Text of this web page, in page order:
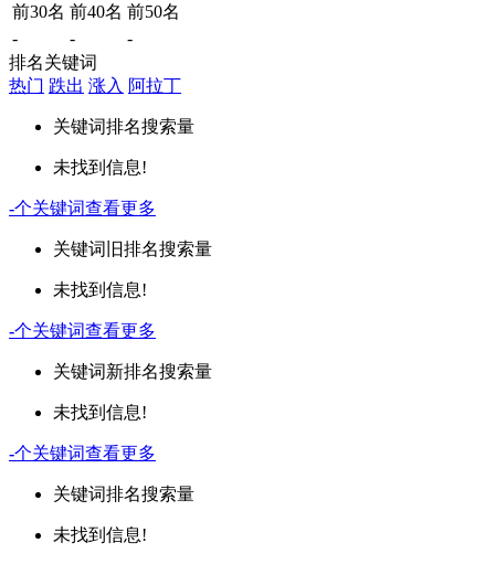
前30名 前40名 前50名
-
-
-
排名关键词
热门 跌出 涨入 阿拉丁
关键词排名搜索量
未找到信息!
-个关键词查看更多
关键词 旧排名搜索量
未找到信息!
-个关键词查看更多
关键词新排名搜索量
未找到信息!
-个关键词查看更多
关键词排名搜索量
未找到信息!